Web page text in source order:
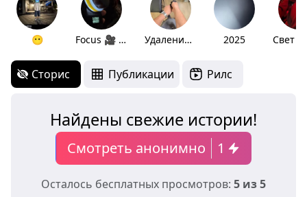
😶 Focus 🎥 set Удаление тату🕸️ 2025
Сторис Публикации Рилс
Найдены свежие истории!
Смотреть анонимно 1
Осталось бесплатных просмотров: 5 из 5